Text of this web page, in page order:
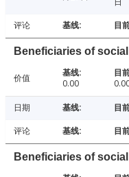
评论
Beneficiaries of
价值 0.00
日期
评论
Beneficiaries of